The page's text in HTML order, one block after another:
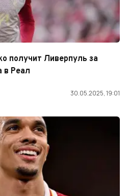
получит Ливерпуль за
в Реал
30.05.2025, 19:01